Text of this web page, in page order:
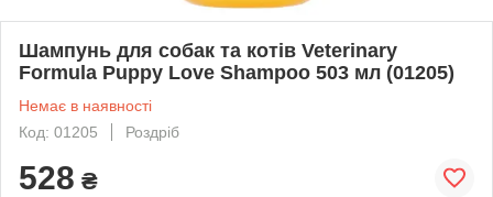
Шампунь для собак та котів Veterinary
Formula Puppy Love Shampoo 503 мл (01205)
Немає в наявності
Код: 01205
Роздріб
528 ₴